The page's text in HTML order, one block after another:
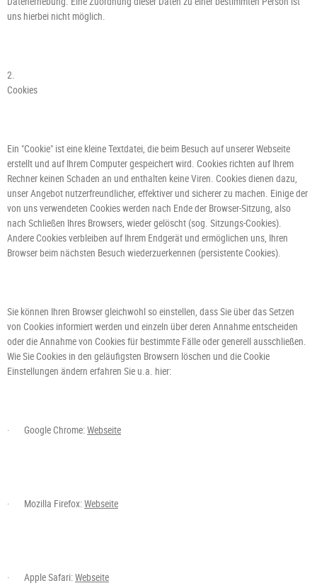
uns hierbei nicht möglich.
2.
Cookies
Ein "Cookie" ist eine kleine Textdatei, die beim Besuch auf unserer Webseite
erstellt und auf Ihrem Computer gespeichert wird. Cookies richten auf Ihrem
Rechner keinen Schaden an und enthalten keine Viren. Cookies dienen dazu,
unser Angebot nutzerfreundlicher, effektiver und sicherer zu machen. Einige der
von uns verwendeten Cookies werden nach Ende der Browser-Sitzung, also
nach Schließen Ihres Browsers, wieder gelöscht (sog. Sitzungs-Cookies).
Andere Cookies verbleiben auf Ihrem Endgerät und ermöglichen uns, Ihren
Browser beim nächsten Besuch wiederzuerkennen (persistente Cookies).
Sie können Ihren Browser gleichwohl so einstellen, dass Sie über das Setzen
von Cookies informiert werden und einzeln über deren Annahme entscheiden
oder die Annahme von Cookies für bestimmte Fälle oder generell ausschließen.
Wie Sie Cookies in den geläufigsten Browsern löschen und die Cookie
Einstellungen ändern erfahren Sie u.a. hier:
· Google Chrome:Webseite
· Mozilla Firefox:Webseite
· Apple Safari:Webseite